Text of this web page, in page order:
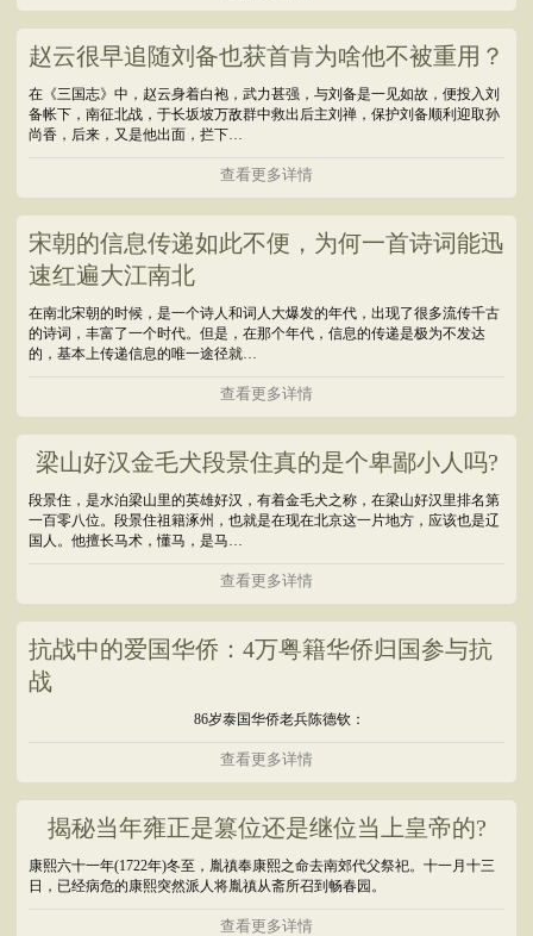
赵云很早追随刘备也获首肯为啥他不被重用？
在《三国志》中，赵云身着白袍，武力甚强，与刘备是一见如故，便投入刘
备帐下，南征北战，于长坂坡万敌群中救出后主刘禅，保护刘备顺利迎取孙
尚香，后来，又是他出面，拦下…
查看更多详情
宋朝的信息传递如此不便，为何一首诗词能迅
速红遍大江南北
在南北宋朝的时候，是一个诗人和词人大爆发的年代，出现了很多流传千古
的诗词，丰富了一个时代。但是，在那个年代，信息的传递是极为不发达
的，基本上传递信息的唯一途径就…
查看更多详情
梁山好汉金毛犬段景住真的是个卑鄙小人吗?
段景住，是水泊梁山里的英雄好汉，有着金毛犬之称，在梁山好汉里排名第
一百零八位。段景住祖籍涿州，也就是在现在北京这一片地方，应该也是辽
国人。他擅长马术，懂马，是马…
查看更多详情
抗战中的爱国华侨：4万粤籍华侨归国参与抗
战
86岁泰国华侨老兵陈德钦：
查看更多详情
揭秘当年雍正是篡位还是继位当上皇帝的?
康熙六十一年(1722年)冬至，胤禛奉康熙之命去南郊代父祭祀。十一月十三
日，已经病危的康熙突然派人将胤禛从斋所召到畅春园。
查看更多详情